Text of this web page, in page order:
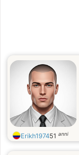
Erikh197451 anni